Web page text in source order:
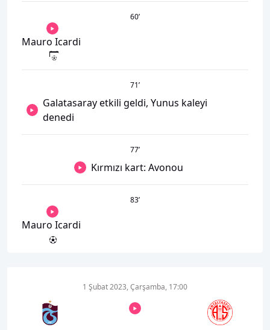
60’
Mauro Icardi
71’
Galatasaray etkili geldi, Yunus kaleyi
denedi
77’
Kırmızı kart: Avonou
83’
Mauro Icardi
1 Şubat 2023, Çarşamba, 17:00